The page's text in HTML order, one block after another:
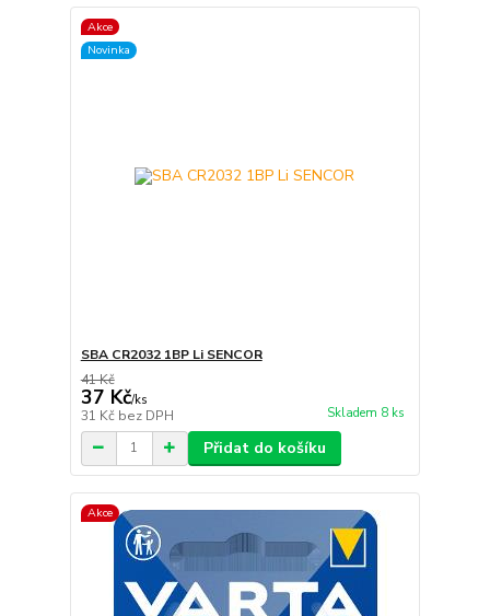
Akce
Novinka
SBA CR2032 1BP Li SENCOR
41 Kč
37 Kč/ks
31 Kč bez DPH Skladem 8 ks
Přidat do košíku
Akce